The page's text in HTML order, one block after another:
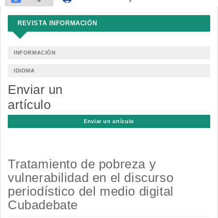
REVISTA INFORMACIÓN
INFORMACIÓN
IDIOMA
Enviar un
artículo
Enviar un artículo
Tratamiento de pobreza y
vulnerabilidad en el discurso
periodístico del medio digital
Cubadebate